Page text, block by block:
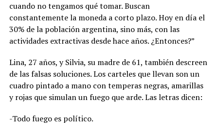
cuando no tengamos qué tomar. Buscan
constantemente la moneda a corto plazo. Hoy en día el
30% de la población argentina, sino más, con las
actividades extractivas desde hace años. ¿Entonces?”
Lina, 27 años, y Silvia, su madre de 61, también descreen
de las falsas soluciones. Los carteles que llevan son un
cuadro pintado a mano con temperas negras, amarillas
y rojas que simulan un fuego que arde. Las letras dicen:
-Todo fuego es político.